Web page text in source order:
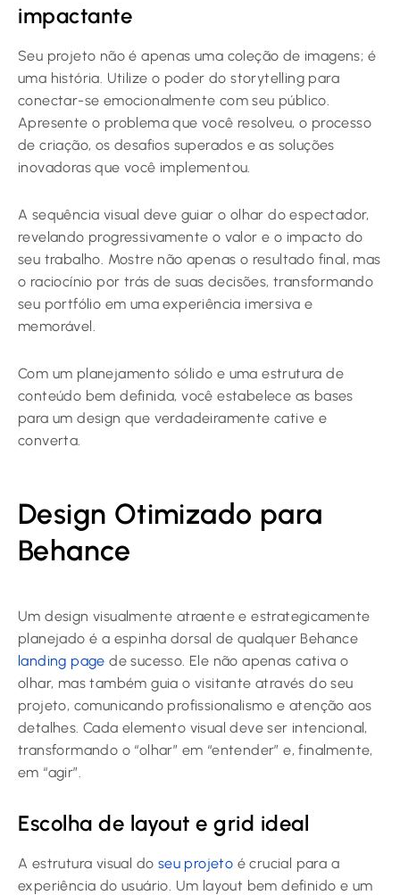
impactante
Seu projeto não é apenas uma coleção de imagens; é
uma história. Utilize o poder do storytelling para
conectar-se emocionalmente com seu público.
Apresente o problema que você resolveu, o processo
de criação, os desafios superados e as soluções
inovadoras que você implementou.
A sequência visual deve guiar o olhar do espectador,
revelando progressivamente o valor e o impacto do
seu trabalho. Mostre não apenas o resultado final, mas
o raciocínio por trás de suas decisões, transformando
seu portfólio em uma experiência imersiva e
memorável.
Com um planejamento sólido e uma estrutura de
conteúdo bem definida, você estabelece as bases
para um design que verdadeiramente cative e
converta.
Design Otimizado para
Behance
Um design visualmente atraente e estrategicamente
planejado é a espinha dorsal de qualquer Behance
landing page de sucesso. Ele não apenas cativa o
olhar, mas também guia o visitante através do seu
projeto, comunicando profissionalismo e atenção aos
detalhes. Cada elemento visual deve ser intencional,
transformando o “olhar” em “entender” e, finalmente,
em “agir”.
Escolha de layout e grid ideal
A estrutura visual do seu projeto é crucial para a
experiência do usuário. Um layout bem definido e um